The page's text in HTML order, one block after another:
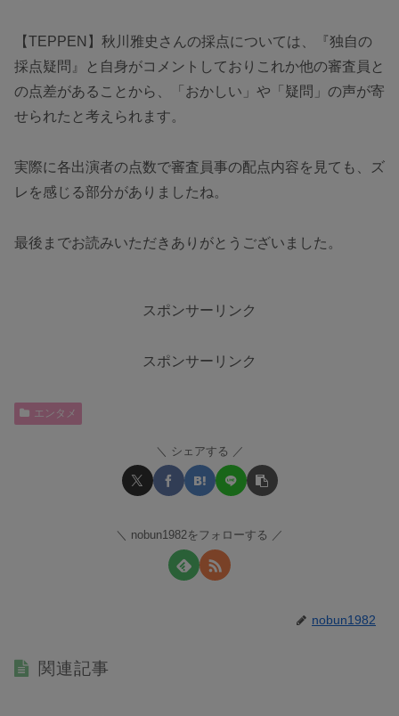
【TEPPEN】秋川雅史さんの採点については、『独自の
採点疑問』と自身がコメントしておりこれか他の審査員と
の点差があることから、「おかしい」や「疑問」の声が寄
せられたと考えられます。
実際に各出演者の点数で審査員事の配点内容を見ても、ズ
レを感じる部分がありましたね。
最後までお読みいただきありがとうございました。
スポンサーリンク
スポンサーリンク
エンタメ
シェアする
nobun1982をフォローする
nobun1982
関連記事